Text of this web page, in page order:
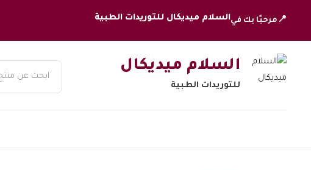
📍 مرحبًا بك فيالسلام ميديكال للتوريدات الطبية
السلام ميديكال
للتوريدات الطبية